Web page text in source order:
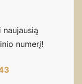
numerį!